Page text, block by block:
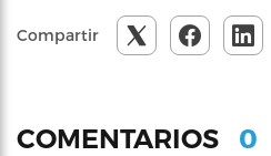
Compartir
COMENTARIOS 0